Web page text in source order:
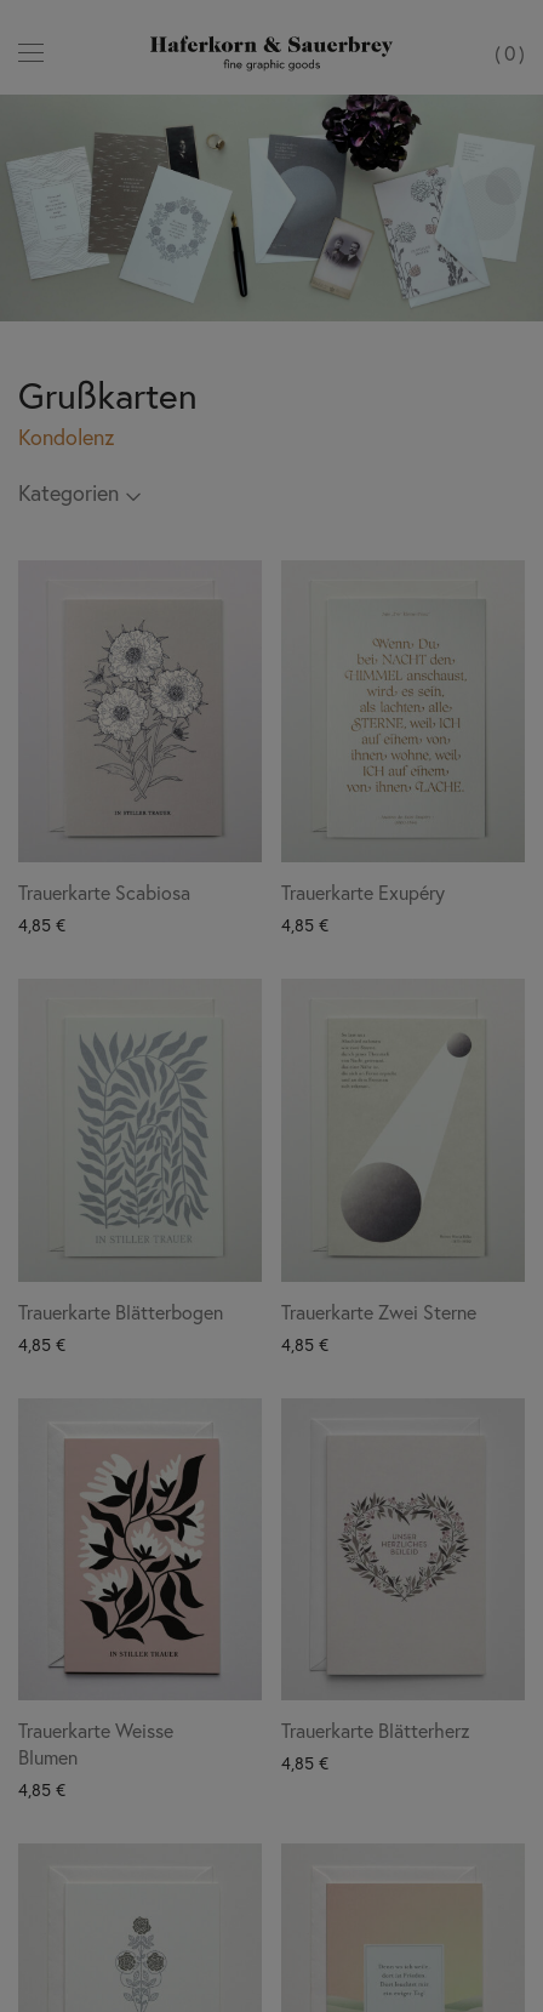
0
Grußkarten
Kondolenz
Kategorien
Trauerkarte Scabiosa
4,85 €
Trauerkarte Exupéry
4,85 €
Trauerkarte Blätterbogen
4,85 €
Trauerkarte Zwei Sterne
4,85 €
Trauerkarte Weisse
Blumen
4,85 €
Trauerkarte Blätterherz
4,85 €